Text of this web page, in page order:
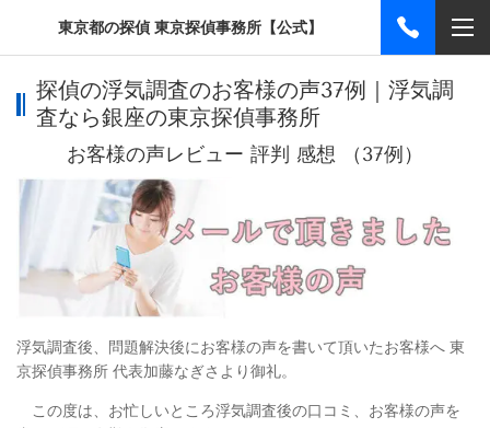
東京都の探偵 東京探偵事務所【公式】
探偵の浮気調査のお客様の声37例｜浮気調
査なら銀座の東京探偵事務所
お客様の声レビュー 評判 感想 （37例）
浮気調査後、問題解決後にお客様の声を書いて頂いたお客様へ 東
京探偵事務所 代表加藤なぎさより御礼。
この度は、お忙しいところ浮気調査後の口コミ、お客様の声を